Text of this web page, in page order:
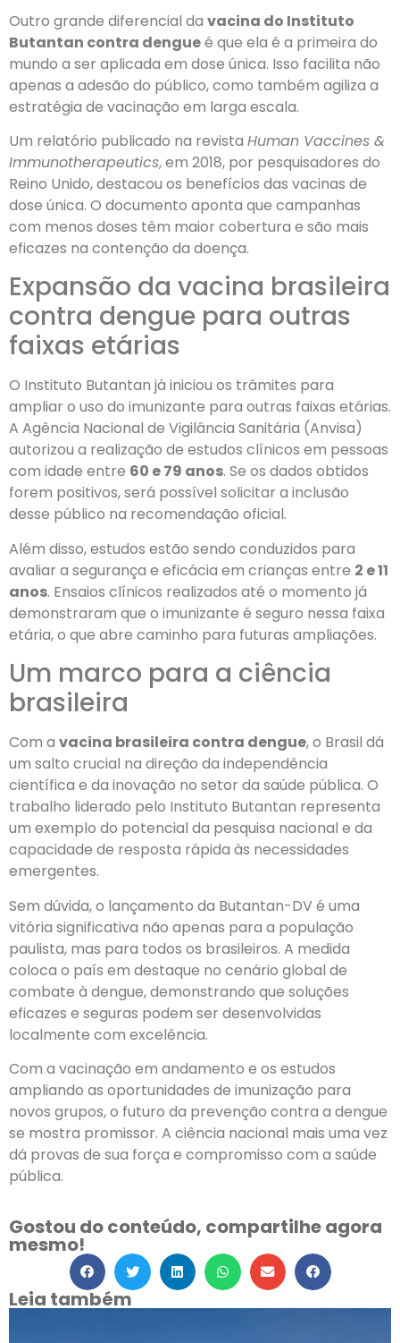
Outro grande diferencial da vacina do Instituto
Butantan contra dengueé que ela é a primeira do
mundo a ser aplicada em dose única. Isso facilita não
apenas a adesão do público, como também agiliza a
estratégia de vacinação em larga escala.
Um relatório publicado na revista Human Vaccines &
Immunotherapeutics, em 2018, por pesquisadores do
Reino Unido, destacou os benefícios das vacinas de
dose única. O documento aponta que campanhas
com menos doses têm maior cobertura e são mais
eficazes na contenção da doença.
Expansão da vacina brasileira
contra dengue para outras
faixas etárias
O Instituto Butantan já iniciou os trâmites para
ampliar o uso do imunizante para outras faixas etárias.
A Agência Nacional de Vigilância Sanitária (Anvisa)
autorizou a realização de estudos clínicos em pessoas
com idade entre 60 e 79 anos. Se os dados obtidos
forem positivos, será possível solicitar a inclusão
desse público na recomendação oficial.
Além disso, estudos estão sendo conduzidos para
avaliar a segurança e eficácia em crianças entre 2 e 11
anos. Ensaios clínicos realizados até o momento já
demonstraram que o imunizante é seguro nessa faixa
etária, o que abre caminho para futuras ampliações.
Um marco para a ciência
brasileira
Com a vacina brasileira contra dengue, o Brasil dá
um salto crucial na direção da independência
científica e da inovação no setor da saúde pública. O
trabalho liderado pelo Instituto Butantan representa
um exemplo do potencial da pesquisa nacional e da
capacidade de resposta rápida às necessidades
emergentes.
Sem dúvida, o lançamento da Butantan-DV é uma
vitória significativa não apenas para a população
paulista, mas para todos os brasileiros. A medida
coloca o país em destaque no cenário global de
combate à dengue, demonstrando que soluções
eficazes e seguras podem ser desenvolvidas
localmente com excelência.
Com a vacinação em andamento e os estudos
ampliando as oportunidades de imunização para
novos grupos, o futuro da prevenção contra a dengue
se mostra promissor. A ciência nacional mais uma vez
dá provas de sua força e compromisso com a saúde
pública.
Gostou do conteúdo, compartilhe agora
mesmo!
Leia também